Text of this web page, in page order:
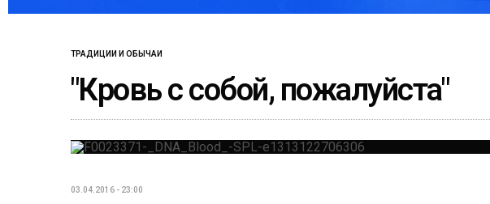
ТРАДИЦИИ И ОБЫЧАИ
"Кровь с собой, пожалуйста"
03.04.2016 - 23:00